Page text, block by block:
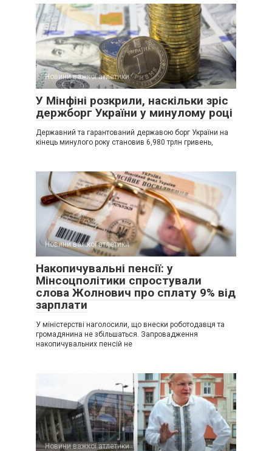
Новини важкої атлетики
У Мінфіні розкрили, наскільки зріс
держборг України у минулому році
Державний та гарантований державою борг України на
кінець минулого року становив 6,980 трлн гривень,
Новини важкої атлетики
Накопичувальні пенсії: у
Мінсоцполітики спростували
слова Жолнович про сплату 9% від
зарплати
У міністерстві наголосили, що внески роботодавця та
громадянина не збільшаться. Запровадження
накопичувальних пенсій не
Новини важкої атлетики